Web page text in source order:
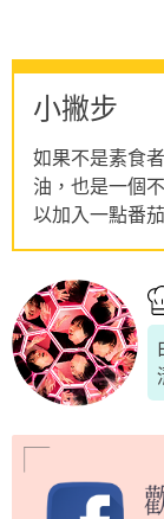
小撇步
如果不是素食
油，也是一個
以加入一點番